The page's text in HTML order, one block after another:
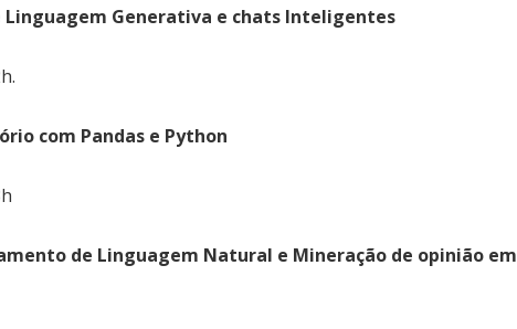
Linguagem Generativa e chats Inteligentes
com Pandas e Python
de Linguagem Natural e Mineração de opinião em